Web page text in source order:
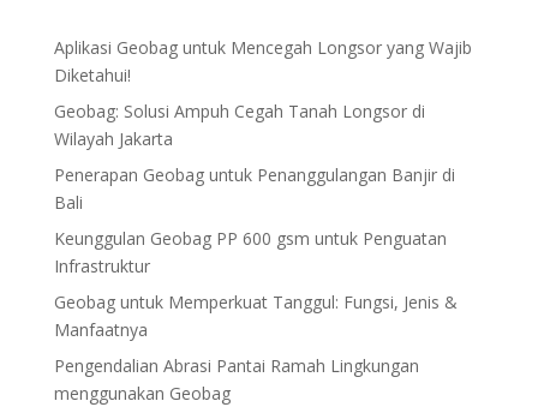
Aplikasi Geobag untuk Mencegah Longsor yang Wajib
Diketahui!
Geobag: Solusi Ampuh Cegah Tanah Longsor di
Wilayah Jakarta
Penerapan Geobag untuk Penanggulangan Banjir di
Bali
Keunggulan Geobag PP 600 gsm untuk Penguatan
Infrastruktur
Geobag untuk Memperkuat Tanggul: Fungsi, Jenis &
Manfaatnya
Pengendalian Abrasi Pantai Ramah Lingkungan
menggunakan Geobag